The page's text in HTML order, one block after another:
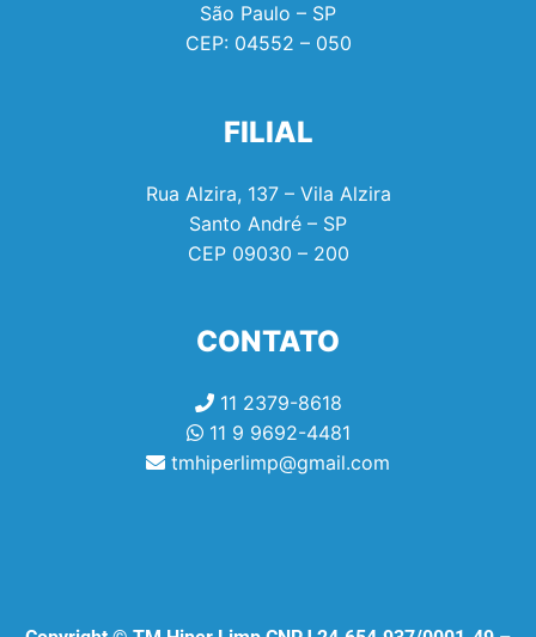
São Paulo – SP
CEP: 04552 – 050
FILIAL
Rua Alzira, 137 – Vila Alzira
Santo André – SP
CEP 09030 – 200
CONTATO
11 2379-8618
11 9 9692-4481
tmhiperlimp@gmail.com